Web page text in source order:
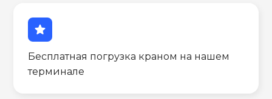
star
Бесплатная погрузка краном на нашем
терминале